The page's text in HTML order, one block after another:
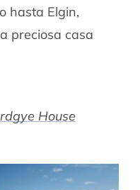
hasta Elgin,
preciosa casa
House